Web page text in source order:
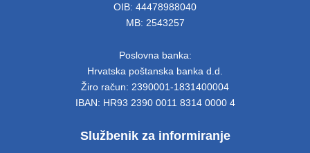
OIB: 44478988040
MB: 2543257
Poslovna banka:
Hrvatska poštanska banka d.d.
Žiro račun: 2390001-1831400004
IBAN: HR93 2390 0011 8314 0000 4
Službenik za informiranje